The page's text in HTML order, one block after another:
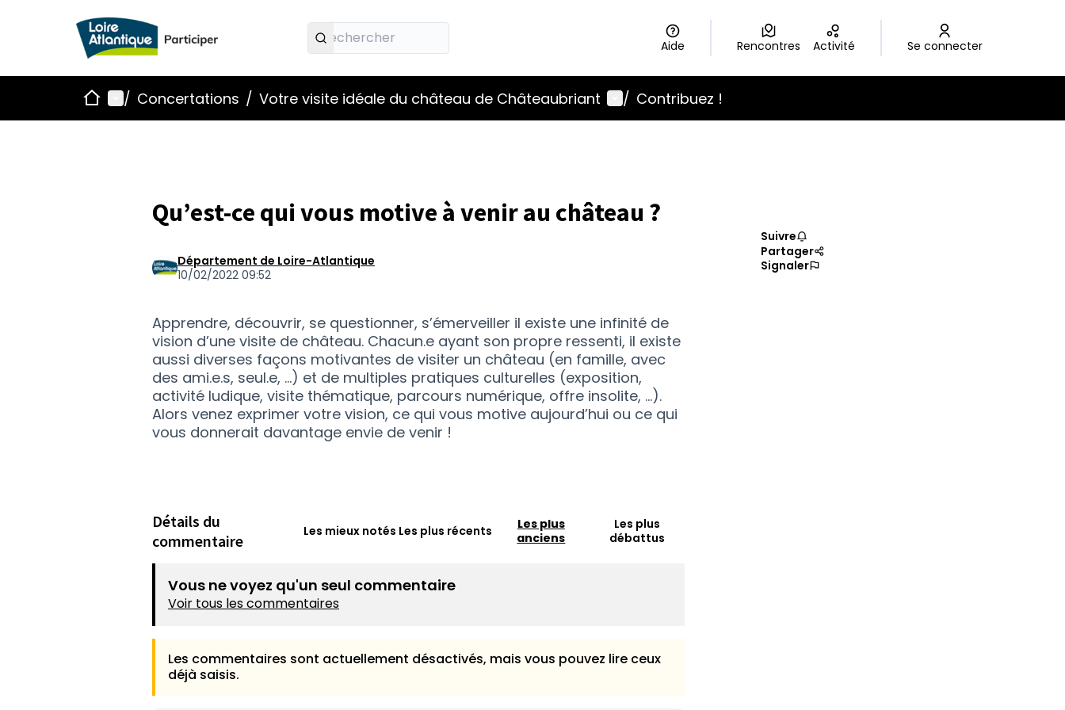
Aide Rencontres Activité Se connecter
AccueilMenu principal
/ Concertations / Votre visite idéale du château de Châteaubriant Menu utilisateur
/ Contribuez !
Qu’est-ce qui vous motive à venir au château ?
Département de Loire-Atlantique
10/02/2022 09:52
Apprendre, découvrir, se questionner, s’émerveiller il existe une infinité de
vision d’une visite de château. Chacun.e ayant son propre ressenti, il existe
aussi diverses façons motivantes de visiter un château (en famille, avec
des ami.e.s, seul.e, …) et de multiples pratiques culturelles (exposition,
activité ludique, visite thématique, parcours numérique, offre insolite, …).
Alors venez exprimer votre vision, ce qui vous motive aujourd’hui ou ce qui
vous donnerait davantage envie de venir !
Suivre
Partager
Signaler
Détails du
commentaire
Les mieux notés Les plus récents
Les plus
anciens
Les plus
débattus
Vous ne voyez qu'un seul commentaire
Voir tous les commentaires
Les commentaires sont actuellement désactivés, mais vous pouvez lire ceux
déjà saisis.